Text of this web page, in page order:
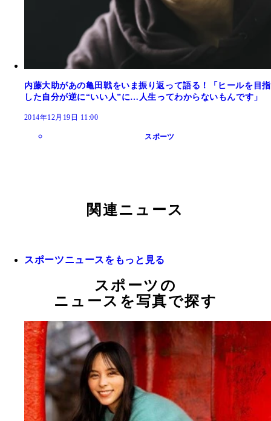
内藤大助があの亀田戦をいま振り返って語る！「ヒールを目指
した自分が逆に“いい人”に…人生ってわからないもんです」
2014年12月19日 11:00
スポーツ
関連ニュース
スポーツニュースをもっと見る
スポーツの
ニュースを写真で探す